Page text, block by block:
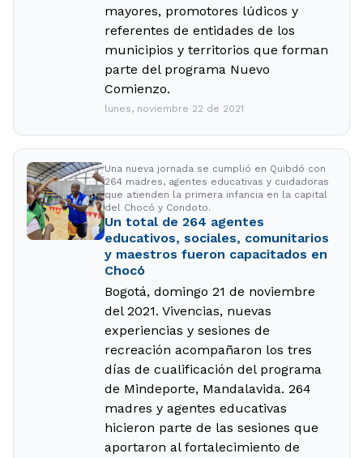
mayores, promotores lúdicos y
referentes de entidades de los
municipios y territorios que forman
parte del programa Nuevo
Comienzo.
lunes, noviembre 22 de 2021
Una nueva jornada se cumplió en Quibdó con
264 madres, agentes educativas y cuidadoras
que atienden la primera infancia en la capital
del Chocó y Condoto.
Un total de 264 agentes
educativos, sociales, comunitarios
y maestros fueron capacitados en
Chocó
Bogotá, domingo 21 de noviembre
del 2021. Vivencias, nuevas
experiencias y sesiones de
recreación acompañaron los tres
días de cualificación del programa
de Mindeporte, Mandalavida. 264
madres y agentes educativas
hicieron parte de las sesiones que
aportaron al fortalecimiento de